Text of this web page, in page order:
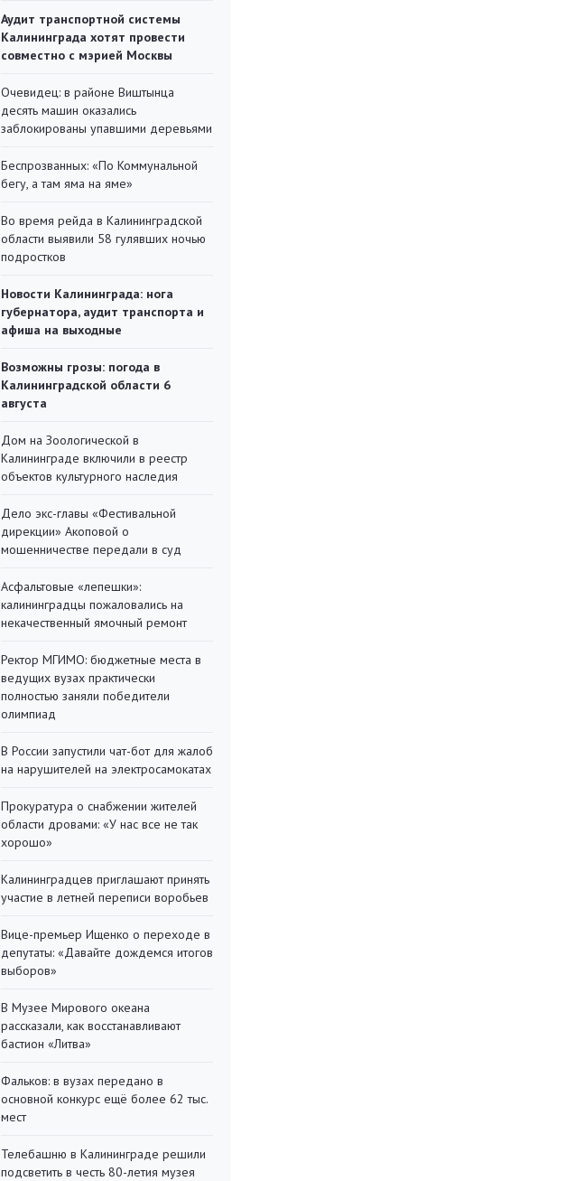
Аудит транспортной системы
Калининграда хотят провести
совместно с мэрией Москвы
Очевидец: в районе Виштынца
десять машин оказались
заблокированы упавшими деревьями
Беспрозванных: «По Коммунальной
бегу, а там яма на яме»
Во время рейда в Калининградской
области выявили 58 гулявших ночью
подростков
Новости Калининграда: нога
губернатора, аудит транспорта и
афиша на выходные
Возможны грозы: погода в
Калининградской области 6
августа
Дом на Зоологической в
Калининграде включили в реестр
объектов культурного наследия
Дело экс-главы «Фестивальной
дирекции» Акоповой о
мошенничестве передали в суд
Асфальтовые «лепешки»:
калининградцы пожаловались на
некачественный ямочный ремонт
Ректор МГИМО: бюджетные места в
ведущих вузах практически
полностью заняли победители
олимпиад
В России запустили чат-бот для жалоб
на нарушителей на электросамокатах
Прокуратура о снабжении жителей
области дровами: «У нас все не так
хорошо»
Калининградцев приглашают принять
участие в летней переписи воробьев
Вице-премьер Ищенко о переходе в
депутаты: «Давайте дождемся итогов
выборов»
В Музее Мирового океана
рассказали, как восстанавливают
бастион «Литва»
Фальков: в вузах передано в
основной конкурс ещё более 62 тыс.
мест
Телебашню в Калининграде решили
подсветить в честь 80-летия музея